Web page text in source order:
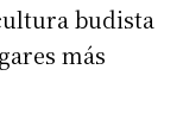
budista
más